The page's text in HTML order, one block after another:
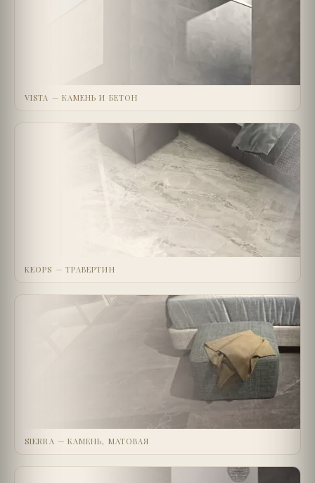
VISTA — КАМЕНЬ И БЕТОН
KEOPS — ТРАВЕРТИН
SIERRA — КАМЕНЬ, МАТОВАЯ